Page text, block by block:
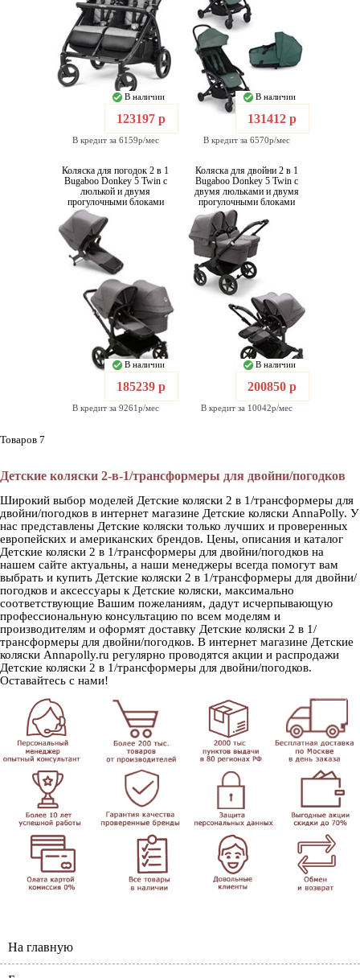
В наличии
123197 р
В кредит за 6159р/мес
В наличии
131412 р
В кредит за 6570р/мес
Коляска для погодок 2 в 1
Bugaboo Donkey 5 Twin с
люлькой и двумя
прогулочными блоками
В наличии
185239 р
В кредит за 9261р/мес
Коляска для двойни 2 в 1
Bugaboo Donkey 5 Twin с
двумя люльками и двумя
прогулочными блоками
В наличии
200850 р
В кредит за 10042р/мес
Товаров 7
Детские коляски 2-в-1/трансформеры для двойни/погодков
Широкий выбор моделей Детские коляски 2 в 1/трансформеры для
двойни/погодков в интернет магазине Детские коляски AnnaPolly. У
нас представлены Детские коляски только лучших и проверенных
европейских и американских брендов. Цены, описания и каталог
Детские коляски 2 в 1/трансформеры для двойни/погодков на
нашем сайте актуальны, а наши менеджеры всегда помогут вам
выбрать и купить Детские коляски 2 в 1/трансформеры для двойни/
погодков и аксессуары к Детские коляски, максимально
соответствующие Вашим пожеланиям, дадут исчерпывающую
профессиональную консультацию по всем моделям и
производителям и оформят доставку Детские коляски 2 в 1/
трансформеры для двойни/погодков. В интернет магазине Детские
коляски Annapolly.ru регулярно проводятся акции и распродажи
Детские коляски 2 в 1/трансформеры для двойни/погодков.
Оставайтесь с нами!
На главную